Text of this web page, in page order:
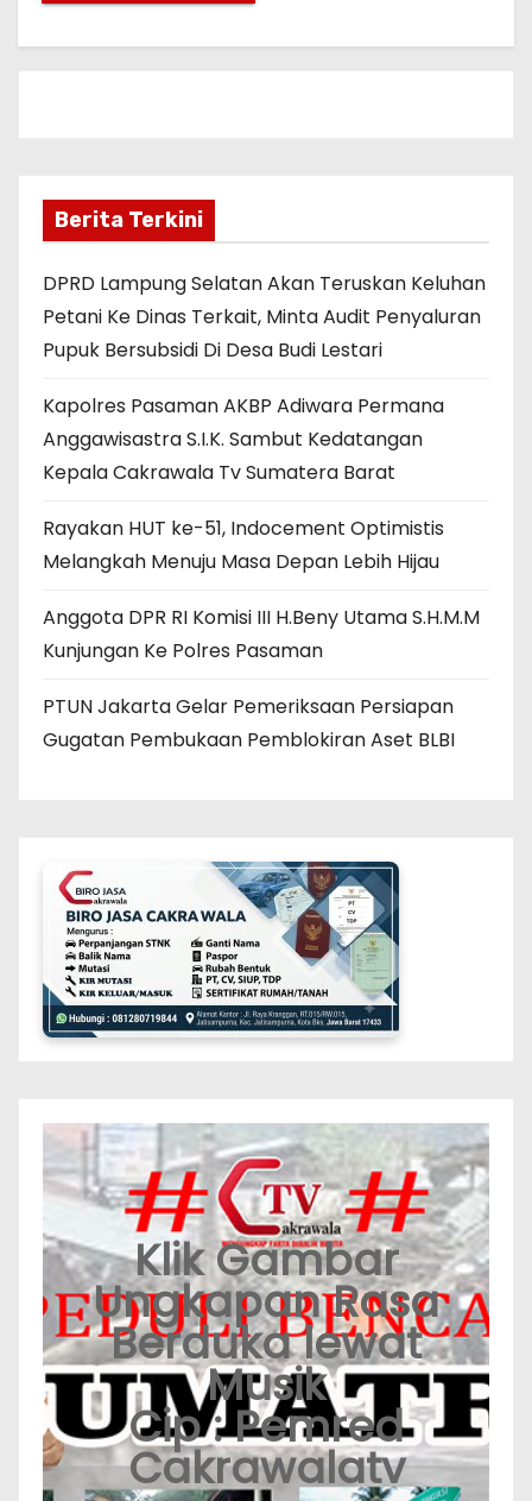
Berita Terkini
DPRD Lampung Selatan Akan Teruskan Keluhan
Petani Ke Dinas Terkait, Minta Audit Penyaluran
Pupuk Bersubsidi Di Desa Budi Lestari
Kapolres Pasaman AKBP Adiwara Permana
Anggawisastra S.I.K. Sambut Kedatangan
Kepala Cakrawala Tv Sumatera Barat
Rayakan HUT ke-51, Indocement Optimistis
Melangkah Menuju Masa Depan Lebih Hijau
Anggota DPR RI Komisi III H.Beny Utama S.H.M.M
Kunjungan Ke Polres Pasaman
PTUN Jakarta Gelar Pemeriksaan Persiapan
Gugatan Pembukaan Pemblokiran Aset BLBI
Klik Gambar
Ungkapan Rasa
Berduka lewat
Musik
Cip : Pemred
Cakrawalatv